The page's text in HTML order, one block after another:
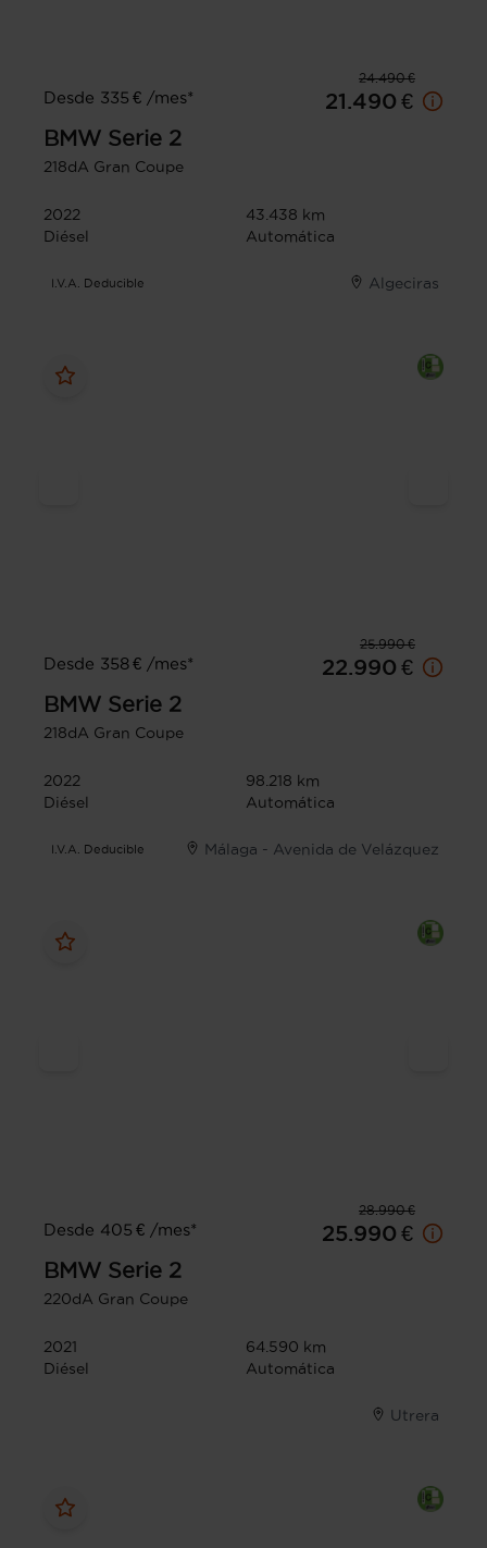
24.490 €
Desde 335 € /mes*
21.490 €
BMW Serie 2
218dA Gran Coupe
2022
43.438 km
Diésel
Automática
I.V.A. Deducible Algeciras
25.990 €
Desde 358 € /mes*
22.990 €
BMW Serie 2
218dA Gran Coupe
2022
98.218 km
Diésel
Automática
I.V.A. Deducible Málaga - Avenida de Velázquez
28.990 €
Desde 405 € /mes*
25.990 €
BMW Serie 2
220dA Gran Coupe
2021
64.590 km
Diésel
Automática
Utrera